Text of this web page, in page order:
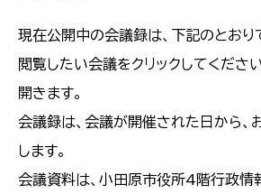
現在公開中の会議録は、下記のとおり
閲覧したい会議をクリックしてくださ
開きます。
会議録は、会議が開催された日から、
します。
会議資料は、小田原市役所4階行政情